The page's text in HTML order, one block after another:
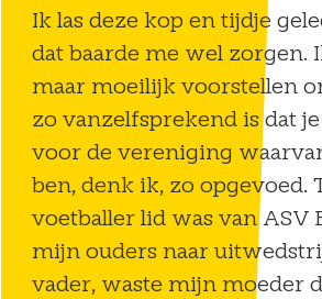
Ik las deze kop en tijdje
dat baarde me wel zorgen.
maar moeilijk voorstellen
zo vanzelfsprekend is dat
voor de vereniging
ben, denk ik, zo opgevoed.
voetballer lid was van ASV
mijn ouders naar
vader, waste mijn moeder